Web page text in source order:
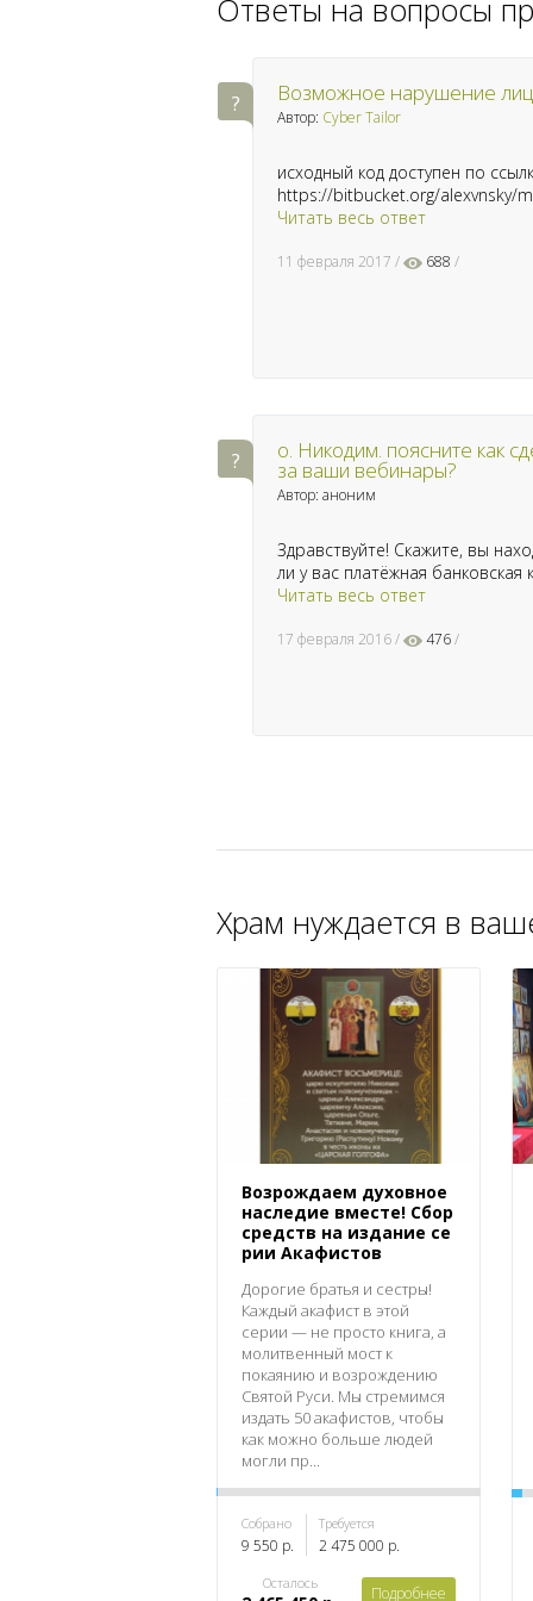
Ответы на вопросы
Возможное нарушение
Автор: Cyber Tailor
исходный код доступен по
https://bitbucket.org/alexvnsky/
Читать весь ответ
11 февраля 2017 688
о. Никодим. поясните как
за ваши вебинары?
Автор: аноним
Здравствуйте! Скажите, вы
ли у вас платёжная банковская
Читать весь ответ
17 февраля 2016 476
Храм нуждается в
Возрождаем духовное
наследие вместе! Сбор
средств на издание се
рии Акафистов
Дорогие братья и сестры!
Каждый акафист в этой
серии — не просто книга, а
молитвенный мост к
покаянию и возрождению
Святой Руси. Мы стремимся
издать 50 акафистов, чтобы
как можно больше людей
могли пр...
Собрано
9 550 р.
Требуется
2 475 000 р.
Осталось
Подробнее